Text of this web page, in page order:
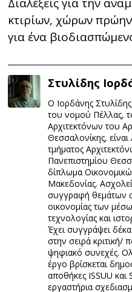
κτιρίων, χώρων
για ένα
Στυλίδης
Ο Ιορδάνης
του νομού Πέλλας,
Αρχιτεκτόνων του
Θεσσαλονίκης,
τμήματος
Πανεπιστημίου
δίπλωμα
Μακεδονίας.
συγγραφή θεμάτων
οικονομίας των
τεχνολογίας και
Έχει συγγράψει δέκα
στην σειρά κριτική/
ψηφιακό συνεχές.
έργο βρίσκεται
αποθήκες ISSUU και
εργαστήρια